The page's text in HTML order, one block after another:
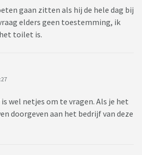
gaan zitten als hij de hele dag bij
elders geen toestemming, ik
toilet is.
wel netjes om te vragen. Als je het
doorgeven aan het bedrijf van deze